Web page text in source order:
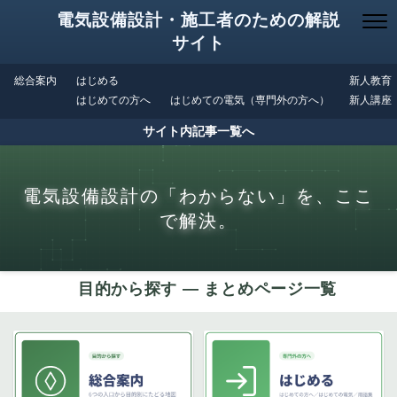
電気設備設計・施工者のための解説
サイト
総合案内
はじめる
はじめての方へ
はじめての電気（専門外の方へ）
新人教育
新人講座
サイト内記事一覧へ
電気設備設計の「わからない」を、ここ
で解決。